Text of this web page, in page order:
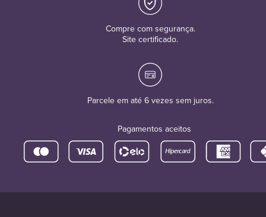
Compre com segurança.
Site certificado.
Parcele em até 6 vezes sem juros.
Pagamentos aceitos